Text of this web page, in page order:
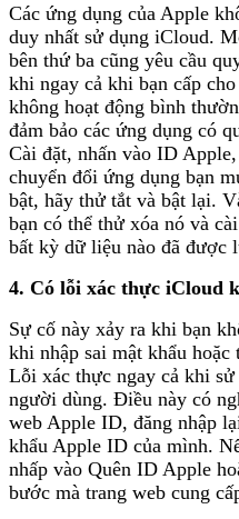
Các ứng dụng của Apple
duy nhất sử dụng iCloud.
bên thứ ba cũng yêu cầu
khi ngay cả khi bạn cấp
không hoạt động bình
đảm bảo các ứng dụng có
Cài đặt, nhấn vào ID
chuyển đổi ứng dụng bạn
bật, hãy thử tắt và bật lại.
bạn có thể thử xóa nó và
bất kỳ dữ liệu nào đã được
4. Có lỗi xác thực iCloud
Sự cố này xảy ra khi bạn
khi nhập sai mật khẩu
Lỗi xác thực ngay cả khi sử
người dùng. Điều này có
web Apple ID, đăng nhập
khẩu Apple ID của mình.
nhấp vào Quên ID Apple
bước mà trang web cung